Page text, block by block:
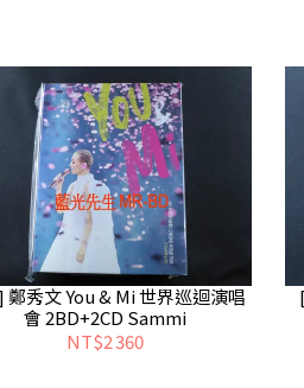
秀文 You & Mi 世界巡迴演唱
會 2BD+2CD Sammi
NT$2 360